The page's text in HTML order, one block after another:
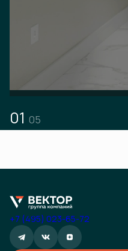
01 05
+7 (495) 023-65-72